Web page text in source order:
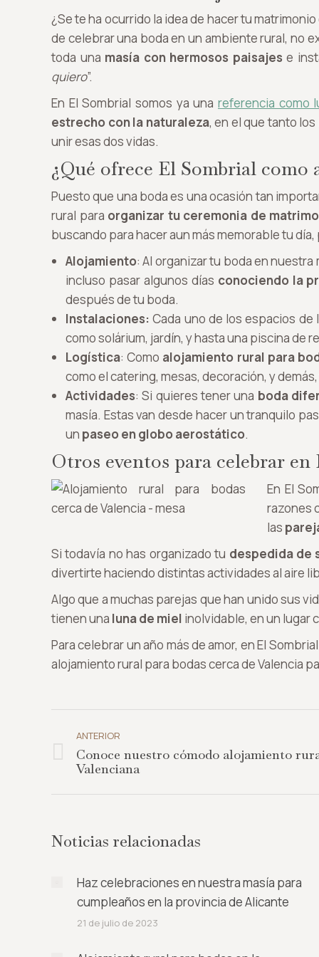
¿Se te ha ocurrido la idea de hacer tu matrimonio
de celebrar una boda en un ambiente rural, no
toda una masía con hermosos paisajes e
quiero”.
En El Sombrial somos ya una referencia como
estrecho con la naturaleza, en el que tanto
unir esas dos vidas.
¿Qué ofrece El Sombrial
Puesto que una boda es una ocasión tan
rural para organizar tu ceremonia de
buscando para hacer aun más memorable tu
Alojamiento: Al organizar tu boda en
incluso pasar algunos días conociendo la
después de tu boda.
Instalaciones: Cada uno de los espacios de
como solárium, jardín, y hasta una piscina
Logística: Como alojamiento rural para
como el catering, mesas, decoración, y
Actividades: Si quieres tener una boda
masía. Estas van desde hacer un tranquilo
un paseo en globo aerostático.
Otros eventos para celebrar
En El
razones
las
Si todavía no has organizado tu despedida de
divertirte haciendo distintas actividades al aire
Algo que a muchas parejas que han unido sus
tienen una luna de miel inolvidable, en un lugar
Para celebrar un año más de amor, en El
alojamiento rural para bodas cerca de Valencia
entre
publicaciones
ANTERIOR
Publicación
Conoce nuestro cómodo alojamiento
Valenciana
Noticias relacionadas
Haz celebraciones en nuestra masía para
cumpleaños en la provincia de Alicante
21 de julio de 2023